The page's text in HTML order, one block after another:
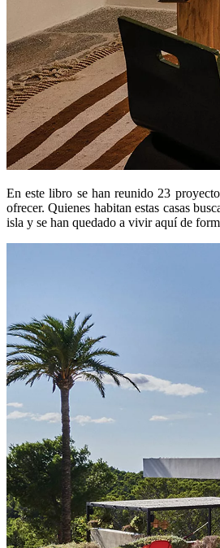
En este libro se han reunido 23
ofrecer. Quienes habitan estas casas
isla y se han quedado a vivir aquí de